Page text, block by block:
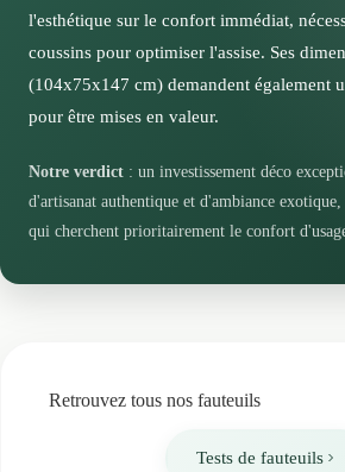
autoriseront différentes positions, que
vous installer pour lire, méditer ou
contempler votre jardin.
Cette flexibilité d'aménagement fait
investissement durable qui évoluera
vos besoins au fil des années.
l'esthétique sur le confort immédiat,
coussins pour optimiser l'assise. Ses
(104x75x147 cm) demandent également
pour être mises en valeur.
Notre verdict : un investissement déco
d'artisanat authentique et d'ambiance
qui cherchent prioritairement le confort
Retrouvez tous nos fauteuils
Tests de fauteuils